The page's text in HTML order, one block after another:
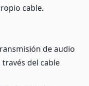
cable.
de audio
del cable